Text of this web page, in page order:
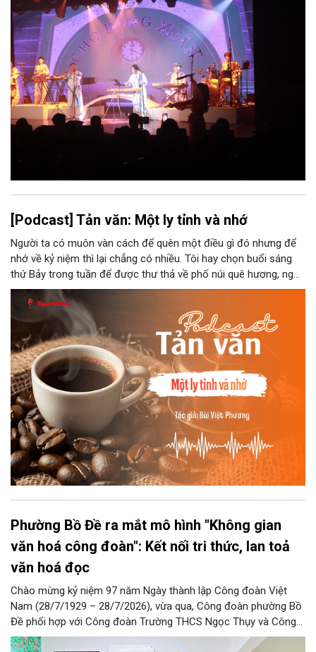
[Podcast] Tản văn: Một ly tỉnh và nhớ
Người ta có muôn vàn cách để quên một điều gì đó nhưng để
nhớ về kỷ niệm thì lại chẳng có nhiều. Tôi hay chọn buổi sáng
thứ Bảy trong tuần để được thư thả về phố núi quê hương, ngồi
đợi giọt đắng của đất đai, mưa nắng điểm từng nhịp xuống
chiếc ly sứ như đợi thời gian mở cánh cửa diệu kì của mình.
Phường Bồ Đề ra mắt mô hình "Không gian
văn hoá công đoàn": Kết nối tri thức, lan toả
văn hoá đọc
Chào mừng kỷ niệm 97 năm Ngày thành lập Công đoàn Việt
Nam (28/7/1929 – 28/7/2026), vừa qua, Công đoàn phường Bồ
Đề phối hợp với Công đoàn Trường THCS Ngọc Thụy và Công
đoàn Trường Tiểu học Ái Mộ B tổ chức Lễ ra mắt Mô hình